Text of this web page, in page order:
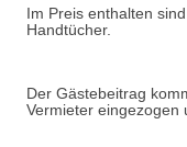
Im Preis enthalten
Handtücher.
Der Gästebeitrag
Vermieter eingezogen